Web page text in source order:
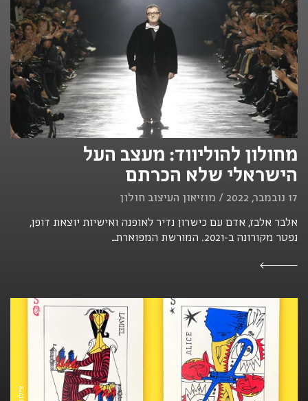
מחולון להוליווד: מעצב העל
הישראלי שלא הכרתם
17 נובמבר, 2022 / מוזיאון העיצוב חולון
אלבר אלבז, אדם עם כישרון נדיר לאופנה ואישיות יוצאת דופן,
נפטר מקורונה ב-2021. המורשת המפוארת...